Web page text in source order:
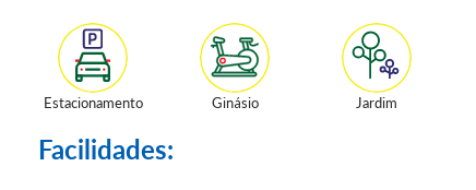
Estacionamento Ginásio Jardim
Facilidades: